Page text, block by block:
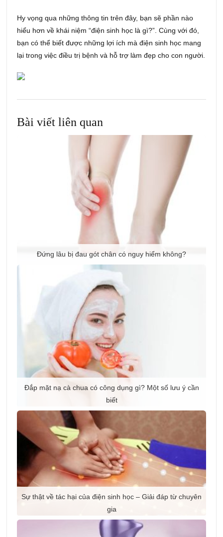
Hy vọng qua những thông tin trên đây, bạn sẽ phần nào
hiểu hơn về khái niệm “điện sinh học là gì?”. Cùng với đó,
bạn có thể biết được những lợi ích mà điện sinh học mang
lại trong việc điều trị bệnh và hỗ trợ làm đẹp cho con người.
Bài viết liên quan
Đứng lâu bị đau gót chân có nguy hiểm không?
Đắp mặt nạ cà chua có công dụng gì? Một số lưu ý cần
biết
Sự thật về tác hại của điện sinh học – Giải đáp từ chuyên
gia